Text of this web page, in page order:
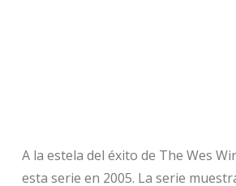
A la estela del éxito de The Wes
esta serie en 2005. La serie